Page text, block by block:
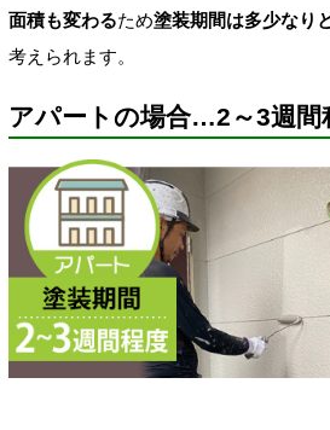
面積も変わるため塗装期間は多少なり
考えられます。
アパートの場合…2～3週間